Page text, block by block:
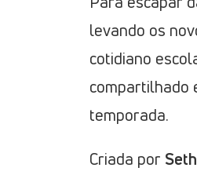
levando os
cotidiano
compartilhado
temporada.
Criada por